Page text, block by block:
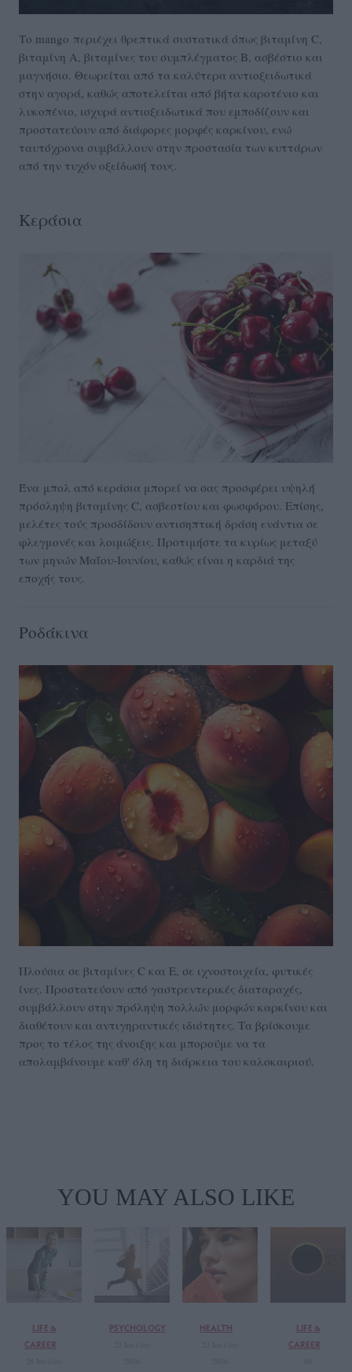
Το mango περιέχει θρεπτικά συστατικά όπως βιταμίνη C,
βιταμίνη Α, βιταμίνες του συμπλέγματος Β, ασβέστιο και
μαγνήσιο. Θεωρείται από τα καλύτερα αντιοξειδωτικά
στην αγορά, καθώς αποτελείται από βήτα καροτένιο και
λυκοπένιο, ισχυρά αντιοξειδωτικά που εμποδίζουν και
προστατεύουν από διάφορες μορφές καρκίνου, ενώ
ταυτόχρονα συμβάλλουν στην προστασία των κυττάρων
από την τυχόν οξείδωσή τους.
Κεράσια
Ένα μπολ από κεράσια μπορεί να σας προσφέρει υψηλή
πρόσληψη βιταμίνης C, ασβεστίου και φωσφόρου. Επίσης,
μελέτες τούς προσδίδουν αντισηπτική δράση ενάντια σε
φλεγμονές και λοιμώξεις. Προτιμήστε τα κυρίως μεταξύ
των μηνών Μαΐου-Ιουνίου, καθώς είναι η καρδιά της
εποχής τους.
Ροδάκινα
Πλούσια σε βιταμίνες C και Ε, σε ιχνοστοιχεία, φυτικές
ίνες. Προστατεύουν από γαστρεντερικές διαταραχές,
συμβάλλουν στην πρόληψη πολλών μορφών καρκίνου και
διαθέτουν και αντιγηραντικές ιδιότητες. Τα βρίσκουμε
προς το τέλος της άνοιξης και μπορούμε να τα
απολαμβάνουμε καθ' όλη τη διάρκεια του καλοκαιριού.
YOU MAY ALSO LIKE
LIFE &
CAREER
PSYCHOLOGY HEALTH
LIFE &
CAREER